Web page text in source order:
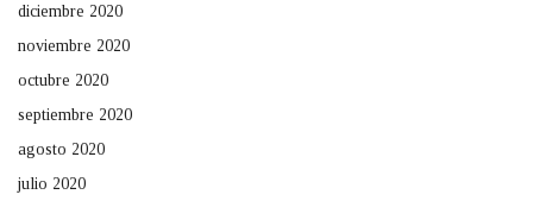
diciembre 2020
noviembre 2020
octubre 2020
septiembre 2020
agosto 2020
julio 2020